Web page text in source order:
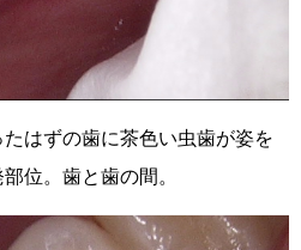
はずの歯に茶色い虫歯が姿を
位。歯と歯の間。